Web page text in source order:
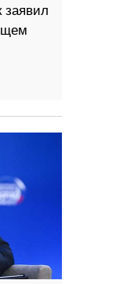
заявил